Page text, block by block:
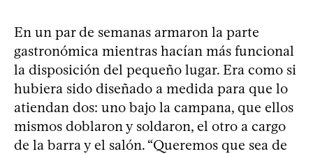
En un par de semanas armaron la parte
gastronómica mientras hacían más funcional
la disposición del pequeño lugar. Era como si
hubiera sido diseñado a medida para que lo
atiendan dos: uno bajo la campana, que ellos
mismos doblaron y soldaron, el otro a cargo
de la barra y el salón. “Queremos que sea de